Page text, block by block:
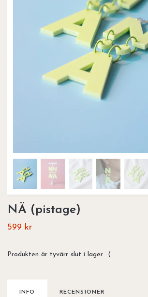
NÄ (pistage)
599 kr
Produkten är tyvärr slut i lager. :(
INFO RECENSIONER